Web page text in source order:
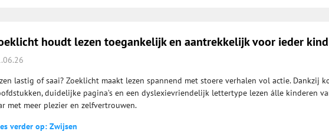
houdt lezen toegankelijk en aantrekkelijk voor ieder kind
lastig of saai? Zoeklicht maakt lezen spannend met stoere verhalen vol actie. Dankzij
duidelijke pagina’s en een dyslexievriendelijk lettertype lezen álle kinderen
met meer plezier en zelfvertrouwen.
verder op: Zwijsen